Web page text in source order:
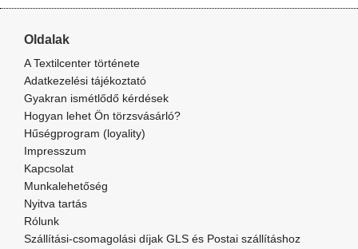
Oldalak
A Textilcenter története
Adatkezelési tájékoztató
Gyakran ismétlődő kérdések
Hogyan lehet Ön törzsvásárló?
Hűségprogram (loyality)
Impresszum
Kapcsolat
Munkalehetőség
Nyitva tartás
Rólunk
Szállítási-csomagolási díjak GLS és Postai szállításhoz